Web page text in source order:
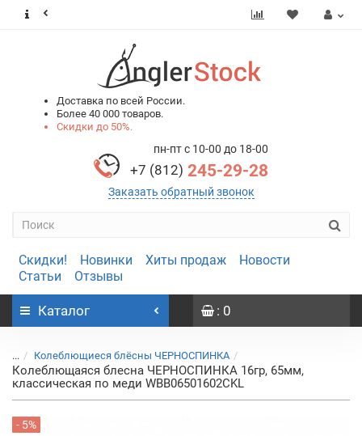
Доставка по всей России.
Более 40 000 товаров.
Скидки до 50%.
пн-пт с 10-00 до 18-00
+7 (812) 245-29-28
Заказать обратный звонок
Скидки! Новинки Хиты продаж
Новости
Статьи
Отзывы
Каталог : 0
... Колеблющиеся блёсны ЧЕРНОСПИНКА
Колеблющаяся блесна ЧЕРНОСПИНКА 16гр, 65мм,
классическая по меди WBB06501602CKL
- 5%